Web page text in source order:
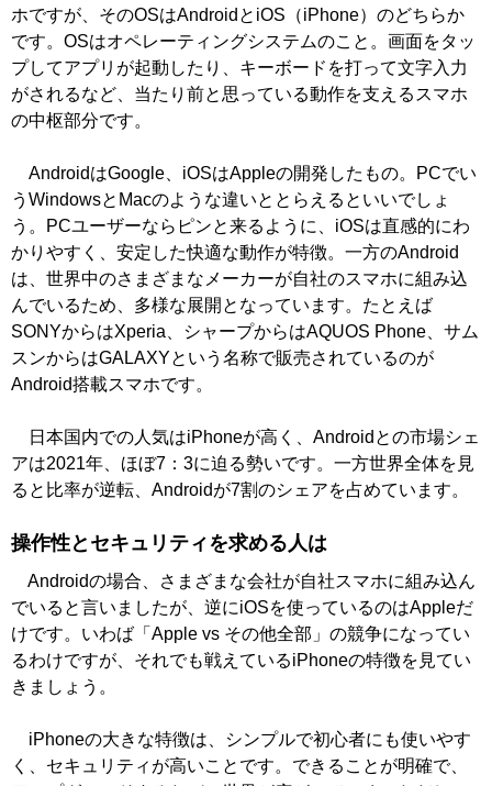
ホですが、そのOSはAndroidとiOS（iPhone）のどちらか
です。OSはオペレーティングシステムのこと。画面をタッ
プしてアプリが起動したり、キーボードを打って文字入力
がされるなど、当たり前と思っている動作を支えるスマホ
の中枢部分です。
AndroidはGoogle、iOSはAppleの開発したもの。PCでい
うWindowsとMacのような違いととらえるといいでしょ
う。PCユーザーならピンと来るように、iOSは直感的にわ
かりやすく、安定した快適な動作が特徴。一方のAndroid
は、世界中のさまざまなメーカーが自社のスマホに組み込
んでいるため、多様な展開となっています。たとえば
SONYからはXperia、シャープからはAQUOS Phone、サム
スンからはGALAXYという名称で販売されているのが
Android搭載スマホです。
日本国内での人気はiPhoneが高く、Androidとの市場シェ
アは2021年、ほぼ7：3に迫る勢いです。一方世界全体を見
ると比率が逆転、Androidが7割のシェアを占めています。
操作性とセキュリティを求める人は
Androidの場合、さまざまな会社が自社スマホに組み込ん
でいると言いましたが、逆にiOSを使っているのはAppleだ
けです。いわば「Apple vs その他全部」の競争になってい
るわけですが、それでも戦えているiPhoneの特徴を見てい
きましょう。
iPhoneの大きな特徴は、シンプルで初心者にも使いやす
く、セキュリティが高いことです。できることが明確で、